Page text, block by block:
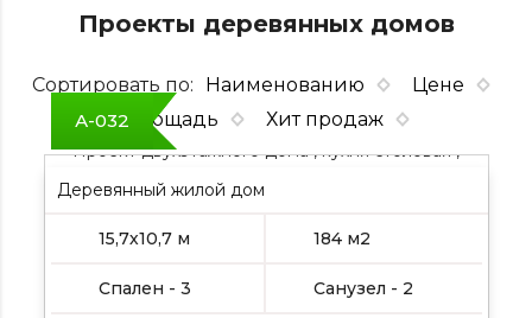
Проекты деревянных домов
Сортировать по: Наименованию
Цене
Площадь
Хит продаж
Проект двухэтажного дома , кухня столовая ,
А-032
Деревянный жилой дом
15,7х10,7 м 184 м2
Спален - 3 Санузел - 2